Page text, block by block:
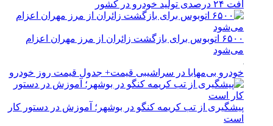
افت ۲۴ درصدی تولید خودرو در کشور
۶۵۰۰ اتوبوس برای بازگشت زائران از مرز مهران اعزام
می‌شود
خودرو بی‌مهابا در سراشیبی قیمت+ جدول قیمت روز خودرو
پیشگیری از تب کریمه کنگو در بوشهر؛ آموزش در دستور کار
است